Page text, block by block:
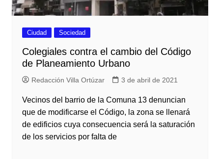
Ciudad Sociedad
Colegiales contra el cambio del Código
de Planeamiento Urbano
Redacción Villa Ortúzar 3 de abril de 2021
Vecinos del barrio de la Comuna 13 denuncian
que de modificarse el Código, la zona se llenará
de edificios cuya consecuencia será la saturación
de los servicios por falta de